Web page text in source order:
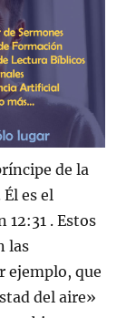
de la
es el
12:31 . Estos
las
ejemplo, que
del aire»